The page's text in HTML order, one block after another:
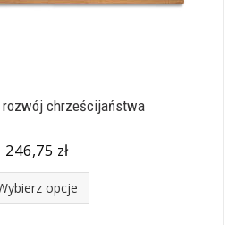
chrześcijaństwa
246,75 zł
opcje